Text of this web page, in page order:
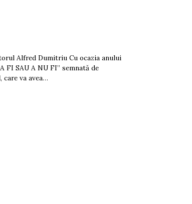
Alfred Dumitriu Cu ocazia anului
FI SAU A NU FI” semnată de
va avea…